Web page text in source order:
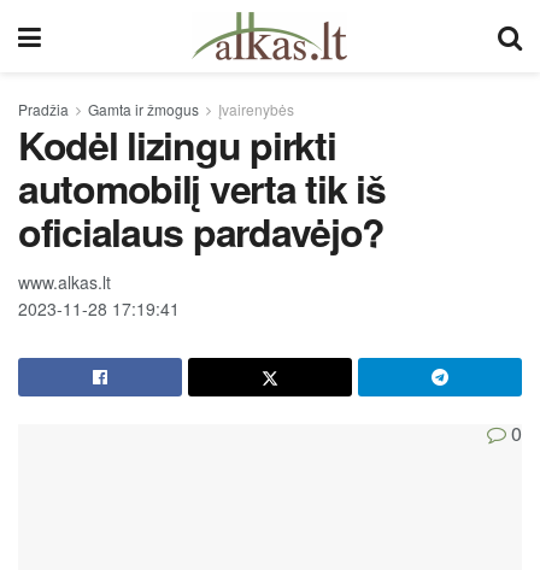
Pradžia Gamta ir žmogus Įvairenybės
Kodėl lizingu pirkti
automobilį verta tik iš
oficialaus pardavėjo?
www.alkas.lt
2023-11-28 17:19:41
0